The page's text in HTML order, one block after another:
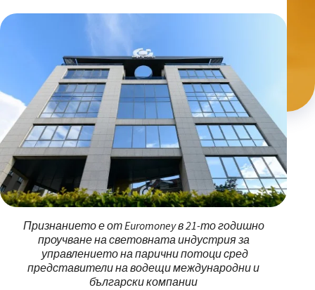
Признанието е отEuromoneyв 21-то годишно
проучване на световната индустрия за
управлението на парични потоци сред
представители на водещи международни и
български компании